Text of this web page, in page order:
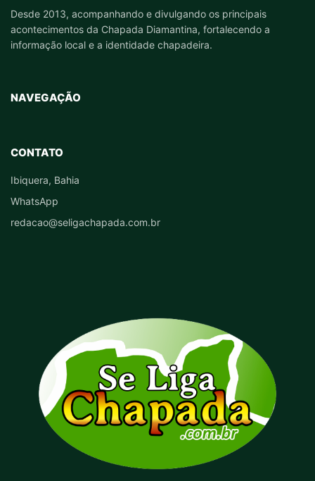
Desde 2013, acompanhando e divulgando os principais
acontecimentos da Chapada Diamantina, fortalecendo a
informação local e a identidade chapadeira.
NAVEGAÇÃO
CONTATO
Ibiquera, Bahia
WhatsApp
redacao@seligachapada.com.br